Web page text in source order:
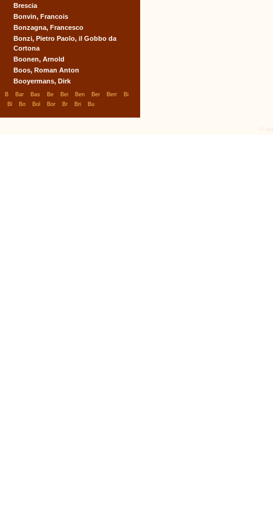
Brescia
Bonvin, Francois
Bonzagna, Francesco
Bonzi, Pietro Paolo, il Gobbo da
Cortona
Boonen, Arnold
Boos, Roman Anton
Booyermans, Dirk
B Bar Bas Be Bei Ben Ber Berr Bi
Bl Bo Bol Bor Br Bri Bu